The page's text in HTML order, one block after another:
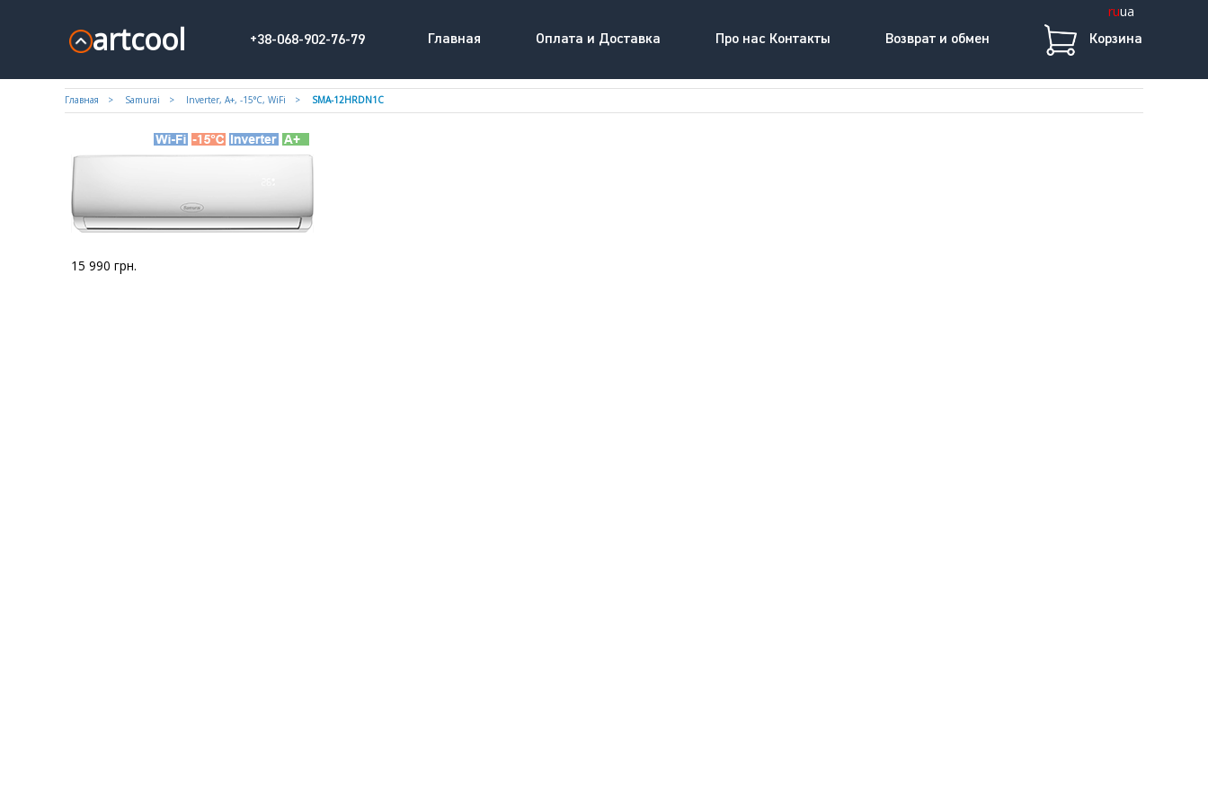
ruua
artcool +38-068-902-76-79 Главная Оплата и Доставка Про нас Контакты Возврат и обмен Корзина
Главная Samurai Inverter, A+, -15°С, WiFi SMA-12HRDN1C
15 990 грн.